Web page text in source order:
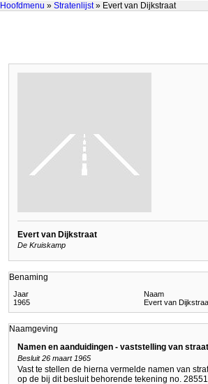
Hoofdmenu » Stratenlijst» Evert van Dijkstraat
Evert van Dijkstraat
De Kruiskamp
Benaming
Jaar
Naam
1965
Evert van
Naamgeving
Namen en aanduidingen - vaststelling van
Besluit 26 maart 1965
Vast te stellen de hierna vermelde namen van
op de bij dit besluit behorende tekening no.